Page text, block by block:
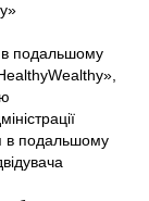
в подальшому
в подальшому